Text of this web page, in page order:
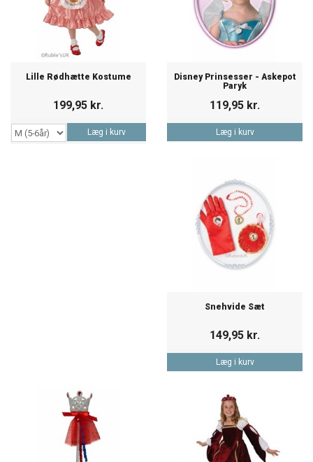
Lille Rødhætte Kostume
199,95 kr.
Læg i kurv
Disney Prinsesser - Askepot
Paryk
119,95 kr.
Læg i kurv
Snehvide Sæt
149,95 kr.
Læg i kurv